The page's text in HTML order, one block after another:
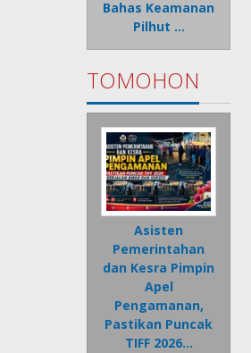
Bahas Keamanan
Pilhut …
TOMOHON
Asisten
Pemerintahan
dan Kesra Pimpin
Apel
Pengamanan,
Pastikan Puncak
TIFF 2026…